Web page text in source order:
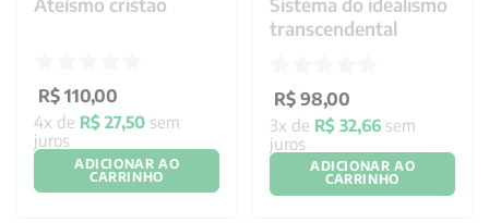
R$ 110,00
4x de R$ 27,50 sem
juros
ADICIONAR AO
CARRINHO
transcendental
R$ 98,00
3x de R$ 32,66 sem
juros
ADICIONAR AO
CARRINHO